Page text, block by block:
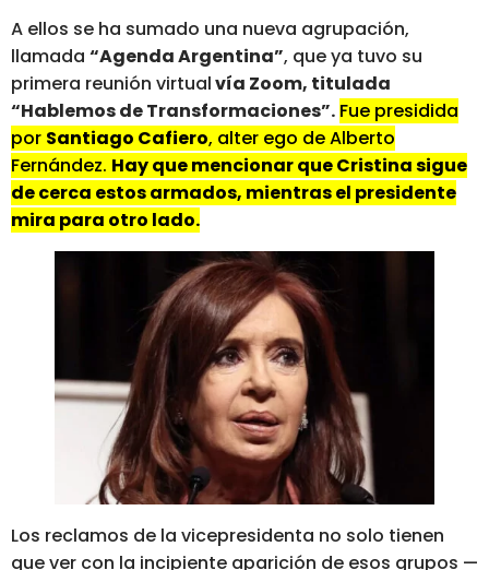
A ellos se ha sumado una nueva agrupación,
llamada “Agenda Argentina”, que ya tuvo su
primera reunión virtualvía Zoom, titulada
“Hablemos de Transformaciones”. Fue presidida
por Santiago Cafiero, alter ego de Alberto
Fernández. Hay que mencionar que Cristina sigue
de cerca estos armados, mientras el presidente
mira para otro lado.
Los reclamos de la vicepresidenta no solo tienen
que ver con la incipiente aparición de esos grupos —